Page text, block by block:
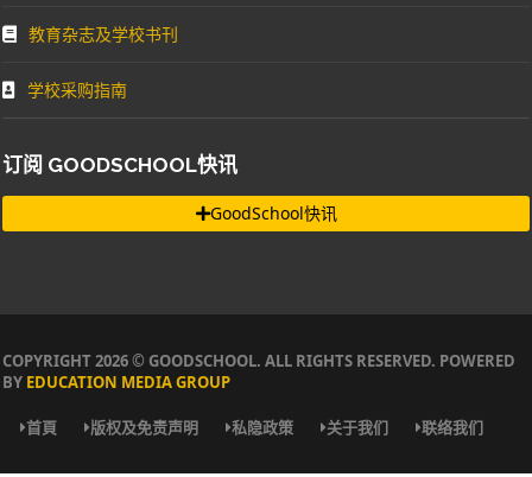
教育杂志及学校书刊
学校采购指南
订阅 GOODSCHOOL快讯
GoodSchool快讯
COPYRIGHT 2026 © GOODSCHOOL. ALL RIGHTS RESERVED. POWERED
BY EDUCATION MEDIA GROUP
首頁 版权及免责声明 私隐政策 关于我们 联络我们